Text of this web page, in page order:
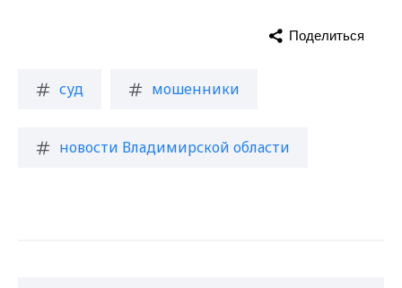
суд мошенники
новости Владимирской области
Поделиться